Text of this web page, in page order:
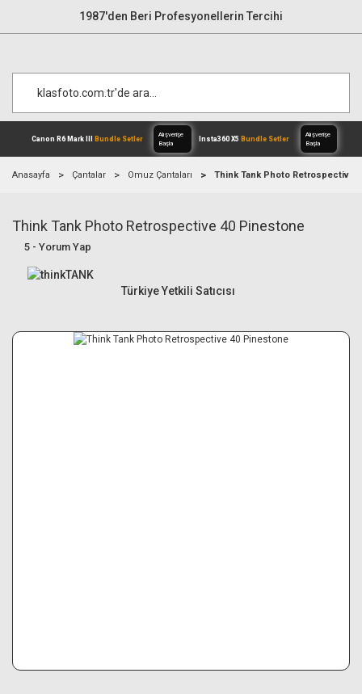
1987'den Beri Profesyonellerin Tercihi
Canon R6 Mark IIIBundle Setler
Alışverişe
Anasayfa Çantalar Omuz Çantaları Think Tank Photo Retrospective
Think Tank Photo Retrospective 40 Pinestone
5 - Yorum Yap
Türkiye Yetkili Satıcısı